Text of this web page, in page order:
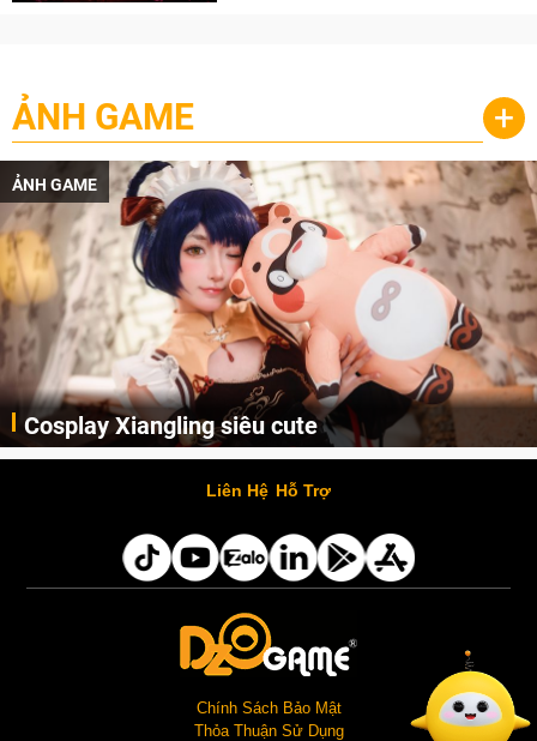
ẢNH GAME +
ẢNH GAME
Cosplay Xiangling siêu cute
Cùng thưởng thức những hình ảnh cosplay Xiangling trong Genshin Impact siêu dễ thương của người dùng Weibo "阿包也是兔娘"
Liên Hệ Hỗ Trợ
Chính Sách Bảo Mật
Thỏa Thuận Sử Dụng